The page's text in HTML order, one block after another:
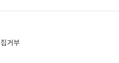
거부